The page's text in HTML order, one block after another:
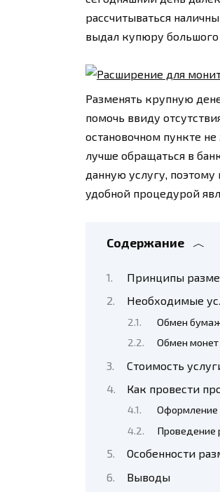
рассчитываться
выдал купюру
Разменять крупную
помочь ввиду
остановочном пункте
лучше обращаться в
данную услугу,
удобной процедурой
Содержание
Принципы
Необходимые
Обмен
Обмен монет
Стоимость
Как провести
Оформление
Проведение
Особенности
Выводы